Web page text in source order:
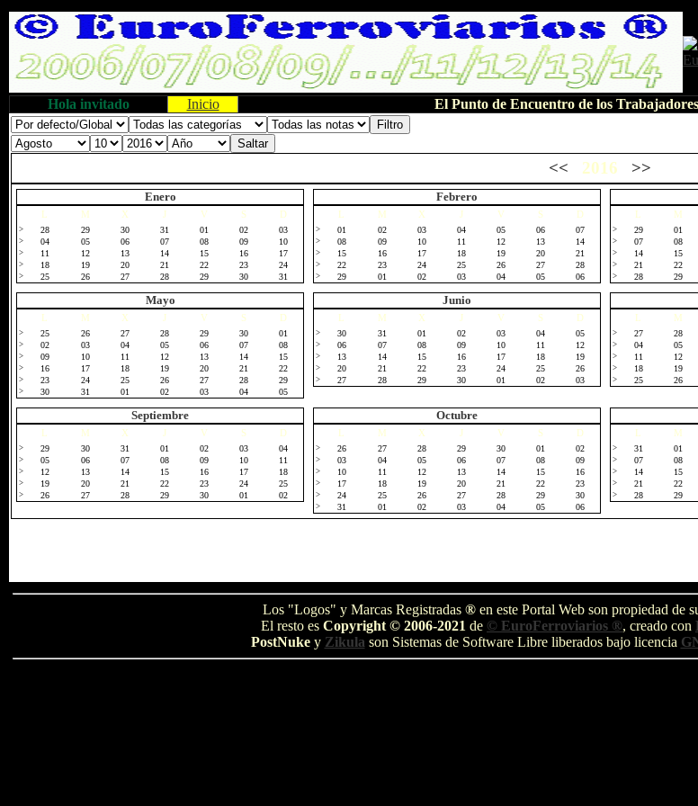
Hola invitado Inicio El Punto de Encuentro de los
<< 2016 >>
Enero
M X J V S D
> 28 29 30 31 01 02 03
> 04 05 06 07 08 09 10
> 11 12 13 14 15 16 17
> 18 19 20 21 22 23 24
> 25 26 27 28 29 30 31
Febrero
M X J V S D
> 01 02 03 04 05 06 07
> 08 09 10 11 12 13 14
> 15 16 17 18 19 20 21
> 22 23 24 25 26 27 28
> 29 01 02 03 04 05 06
M
> 29 01
> 07 08
> 14 15
> 21 22
> 28 29
Mayo
M X J V S D
> 25 26 27 28 29 30 01
> 02 03 04 05 06 07 08
> 09 10 11 12 13 14 15
> 16 17 18 19 20 21 22
> 23 24 25 26 27 28 29
> 30 31 01 02 03 04 05
Junio
M X J V S D
> 30 31 01 02 03 04 05
> 06 07 08 09 10 11 12
> 13 14 15 16 17 18 19
> 20 21 22 23 24 25 26
> 27 28 29 30 01 02 03
M
> 27 28
> 04 05
> 11 12
> 18 19
> 25 26
Septiembre
M X J V S D
> 29 30 31 01 02 03 04
> 05 06 07 08 09 10 11
> 12 13 14 15 16 17 18
> 19 20 21 22 23 24 25
> 26 27 28 29 30 01 02
Octubre
M X J V S D
> 26 27 28 29 30 01 02
> 03 04 05 06 07 08 09
> 10 11 12 13 14 15 16
> 17 18 19 20 21 22 23
> 24 25 26 27 28 29 30
> 31 01 02 03 04 05 06
M
> 31 01
> 07 08
> 14 15
> 21 22
> 28 29
Los "Logos" y Marcas Registradas ®en este Portal Web son propiedad de
El resto es Copyright © 2006-2021 de © EuroFerroviarios ®, creado con
PostNukey Zikula son Sistemas de Software Libre liberados bajo licencia